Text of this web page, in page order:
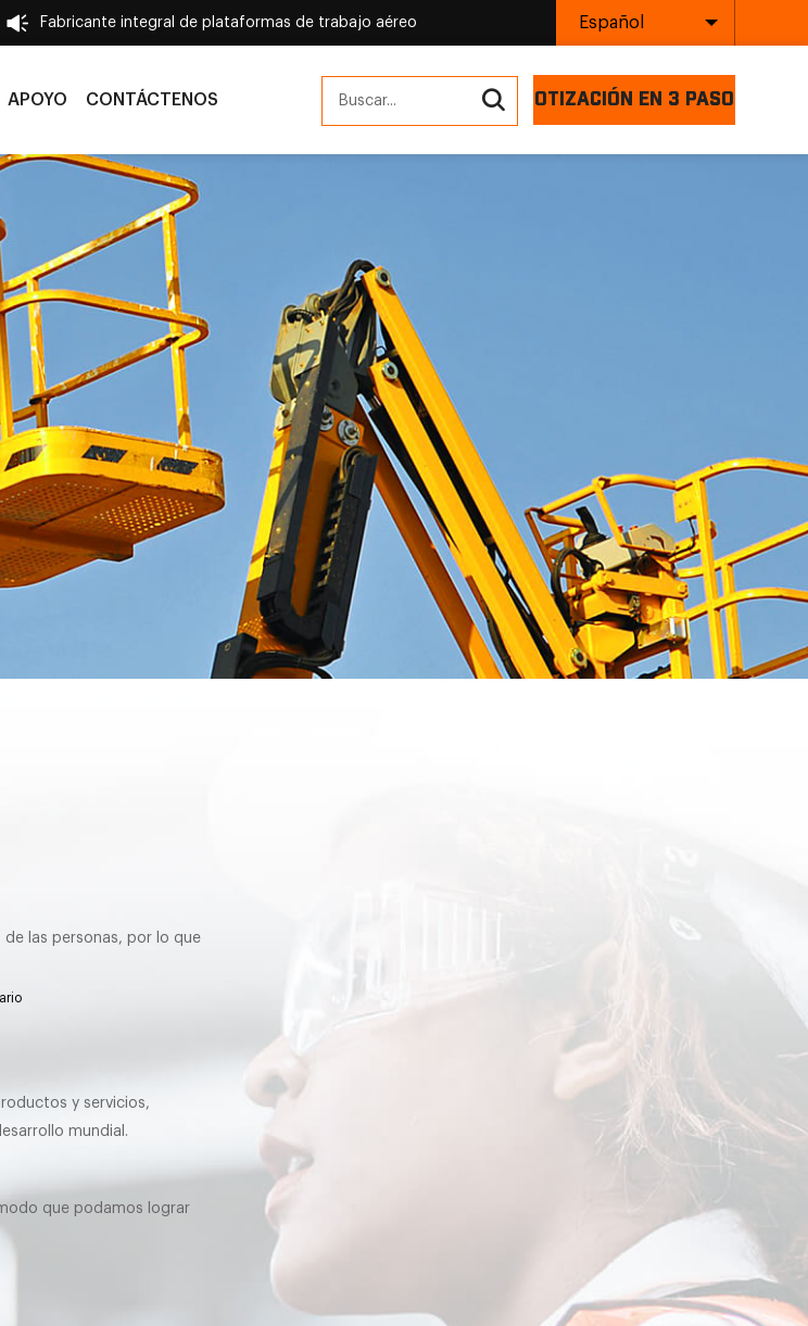
Fabricante integral de plataformas de trabajo aéreo Español
APOYO CONTÁCTENOS COTIZACIÓN EN 3 PASOS
las personas, por lo que
y servicios,
mundial.
que podamos lograr